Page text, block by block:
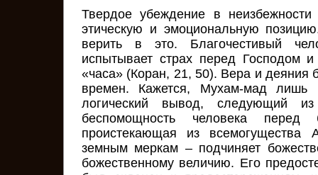
Твердое убеждение в
этическую и эмоциональную
верить в это. Благочестивый
испытывает страх перед Господом
«часа» (Коран, 21, 50). Вера и деяния
времен. Кажется, Мухам-мад лишь
логический вывод, следующий
беспомощность человека перед
проистекающая из всемогущества
земным меркам – подчиняет
божественному величию. Его